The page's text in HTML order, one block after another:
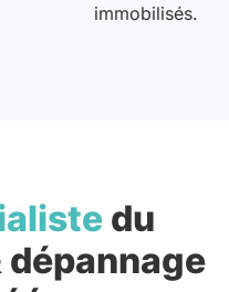
immobilisés.
du
dépannage